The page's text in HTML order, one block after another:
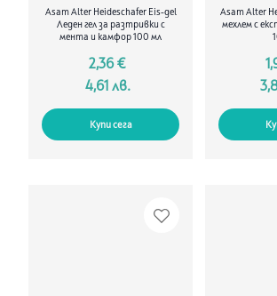
Asam Alter Heideschafer Eis-gel
Леден гел за разтривки с
мента и камфор 100 мл
2,36 €
4,61 лв.
Купи сега
Asam Alter
мехлем с